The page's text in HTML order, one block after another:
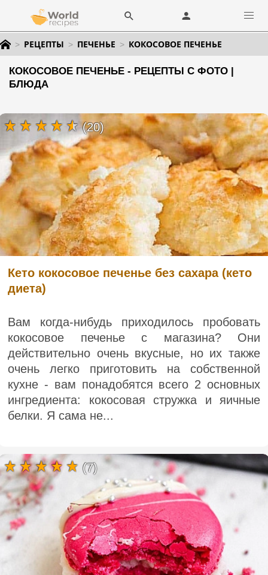
РЕЦЕПТЫ ПЕЧЕНЬЕ КОКОСОВОЕ ПЕЧЕНЬЕ
КОКОСОВОЕ ПЕЧЕНЬЕ - РЕЦЕПТЫ С ФОТО |
БЛЮДА
Кето кокосовое печенье без сахара (кето
диета)
Вам когда-нибудь приходилось пробовать
кокосовое печенье с магазина? Они
действительно очень вкусные, но их также
очень легко приготовить на собственной
кухне - вам понадобятся всего 2 основных
ингредиента: кокосовая стружка и яичные
белки. Я сама не...
(20)
(7)